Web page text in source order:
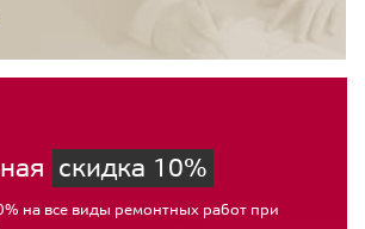
скидка 10%
на все виды ремонтных работ при